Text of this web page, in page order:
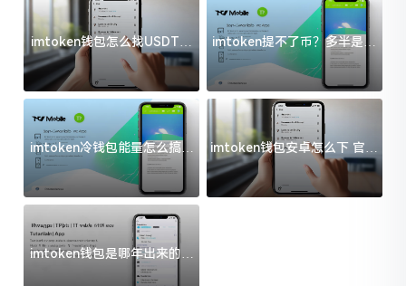
imtoken钱包怎么找USDT地
址？三步搞定不踩坑
imtoken提不了币？多半是这
几件事没处理好
imtoken冷钱包能量怎么搞？
过来人告诉你门道
imtoken钱包安卓怎么下 官方
渠道避坑指南
imtoken钱包是哪年出来的？
一文给你说清楚